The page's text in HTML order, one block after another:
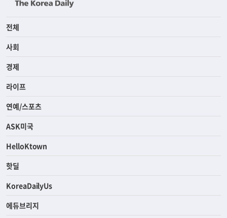
전체
사회
경제
라이프
연예/스포츠
ASK미국
HelloKtown
핫딜
KoreaDailyUs
에듀브리지